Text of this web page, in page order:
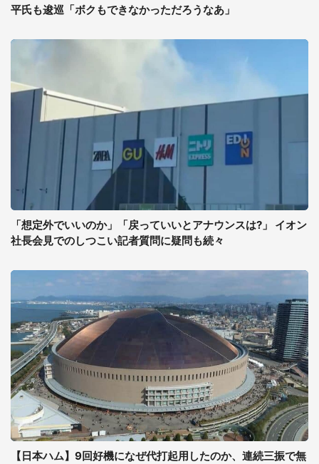
平氏も逡巡「ボクもできなかっただろうなあ」
「想定外でいいのか」「戻っていいとアナウンスは?」 イオン
社長会見でのしつこい記者質問に疑問も続々
【日本ハム】9回好機になぜ代打起用したのか、連続三振で無